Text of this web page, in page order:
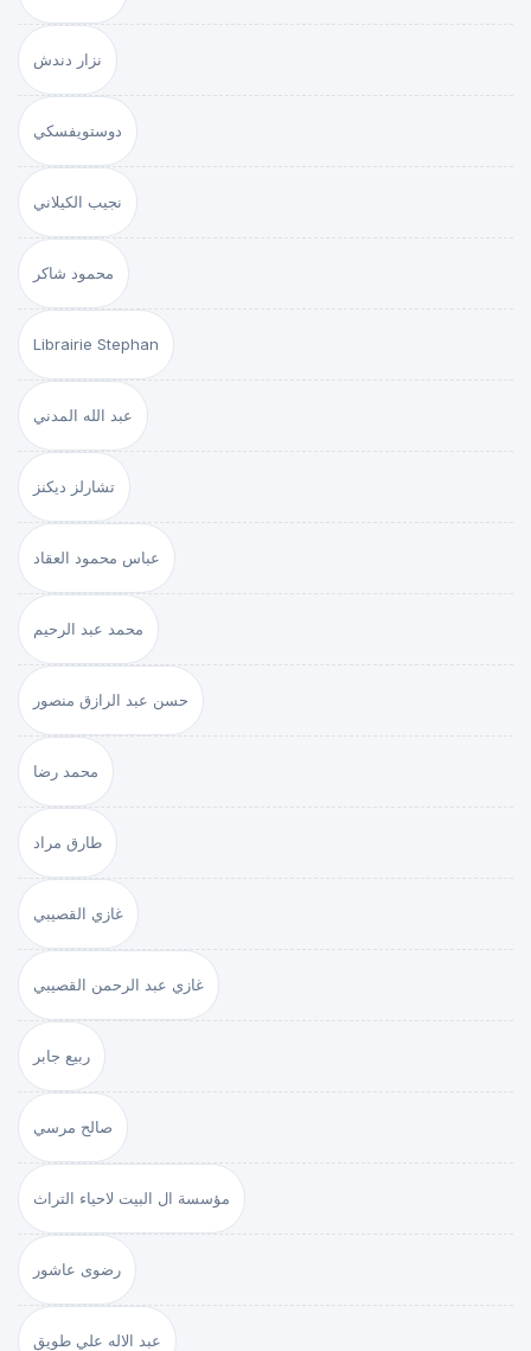
نزار دندش
دوستويفسكي
نجيب الكيلاني
محمود شاكر
Librairie Stephan
عبد الله المدني
تشارلز ديكنز
عباس محمود العقاد
محمد عبد الرحيم
حسن عبد الرازق منصور
محمد رضا
طارق مراد
غازي القصيبي
غازي عبد الرحمن القصيبي
ربيع جابر
صالح مرسي
مؤسسة ال البيت لاحياء التراث
رضوى عاشور
عبد الاله علي طويق